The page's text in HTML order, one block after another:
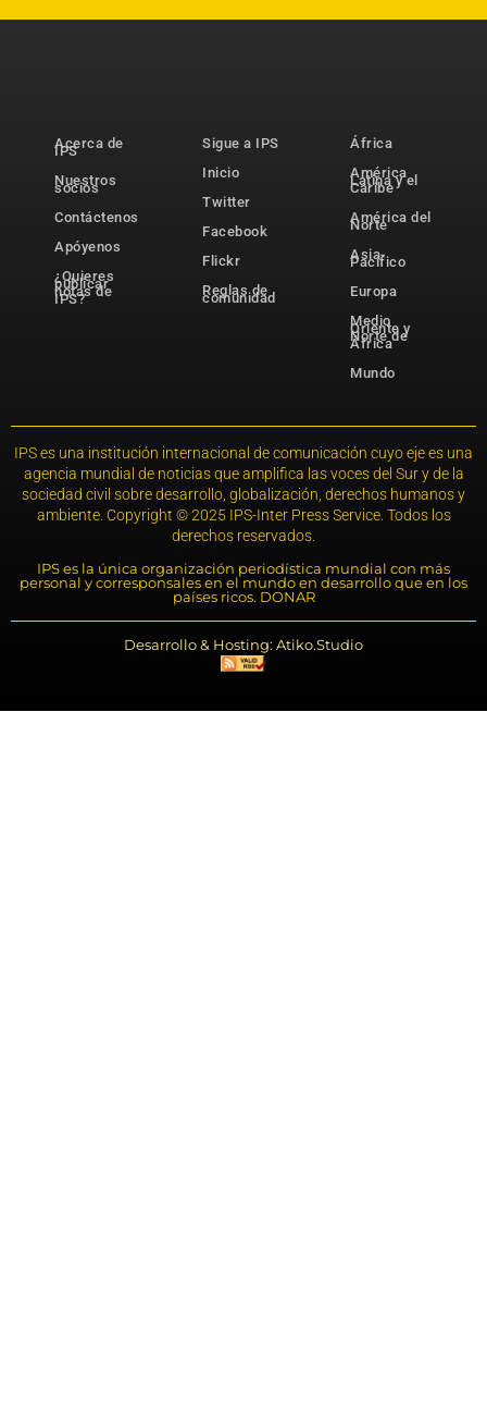
Acerca de
IPS
Nuestros
socios
Contáctenos
Apóyenos
¿Quieres
publicar
notas de
IPS?
Sigue a IPS
Inicio
Twitter
Facebook
Flickr
Reglas de
comunidad
África
América
Latina y el
Caribe
América del
Norte
Asia-
Pacífico
Europa
Medio
Oriente y
Norte de
África
Mundo
IPS es una institución internacional de comunicación cuyo eje es una
agencia mundial de noticias que amplifica las voces del Sur y de la
sociedad civil sobre desarrollo, globalización, derechos humanos y
ambiente. Copyright © 2025 IPS-Inter Press Service. Todos los
derechos reservados.
IPS es la única organización periodística mundial con más
personal y corresponsales en el mundo en desarrollo que en los
países ricos. DONAR
Desarrollo & Hosting: Atiko.Studio